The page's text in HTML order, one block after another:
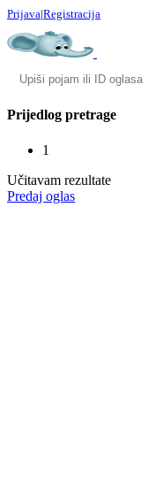
Prijava|Registracija
Prijedlog pretrage
1
Učitavam rezultate
Predaj oglas